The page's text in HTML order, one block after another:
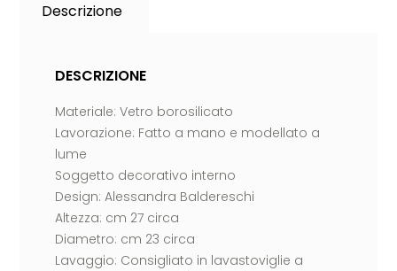
Descrizione
DESCRIZIONE
Materiale: Vetro borosilicato
Lavorazione: Fatto a mano e modellato a
lume
Soggetto decorativo interno
Design: Alessandra Baldereschi
Altezza: cm 27 circa
Diametro: cm 23 circa
Lavaggio: Consigliato in lavastoviglie a